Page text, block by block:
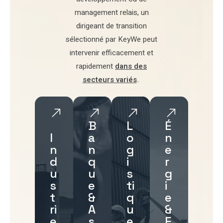
management relais, un
dirigeant de transition
sélectionné par KeyWe peut
intervenir efficacement et
rapidement dans des
secteurs variés.
I
n
d
u
s
t
ri
B
a
n
q
u
e
&
A
L
o
g
i
s
ti
q
u
É
n
e
r
g
i
e
&